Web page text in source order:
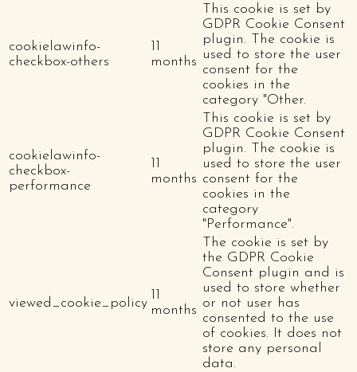
cookielawinfo-
checkbox-others
11
months
This cookie is set by
GDPR Cookie Consent
plugin. The cookie is
used to store the user
consent for the
cookies in the
category "Other.
cookielawinfo-
checkbox-
performance
11
months
This cookie is set by
GDPR Cookie Consent
plugin. The cookie is
used to store the user
consent for the
cookies in the
category
"Performance".
viewed_cookie_policy
11
months
The cookie is set by
the GDPR Cookie
Consent plugin and is
used to store whether
or not user has
consented to the use
of cookies. It does not
store any personal
data.